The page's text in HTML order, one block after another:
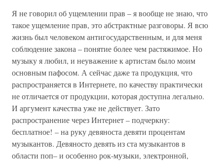
Я не говорил об ущемлении прав – я вообще не знаю, что
такое ущемление прав, это абстрактные разговоры. Я всю
жизнь был человеком антигосударственным, и для меня
соблюдение закона – понятие более чем растяжимое. Но
музыку я любил, и неуважение к артистам было моим
основным пафосом. А сейчас даже та продукция, что
распространяется в Интернете, по качеству практически
не отличается от продукции, которая доступна легально.
И аргумент качества уже не действует. Зато
распространение через Интернет – подчеркну:
бесплатное! – на руку девяноста девяти процентам
музыкантов. Девяносто девять из ста музыкантов в
области поп– и особенно рок-музыки, электронной,